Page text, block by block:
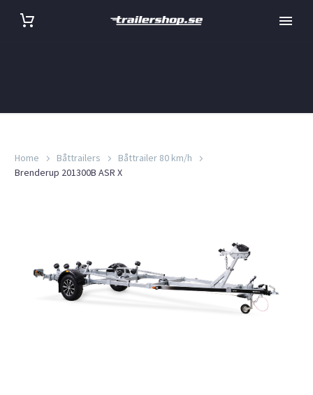
Home Båttrailers
Båttrailer 80 km/h
Brenderup 201300B ASR X